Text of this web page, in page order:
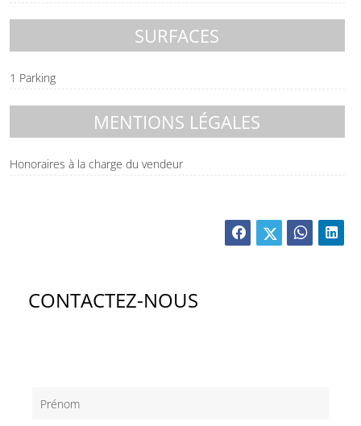
SURFACES
1 Parking
MENTIONS LÉGALES
Honoraires à la charge du vendeur
CONTACTEZ-NOUS